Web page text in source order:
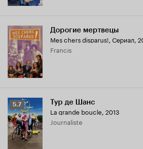
Дорогие мертвецы
Mes chers disparus!, Сериал,
Francis
Рейтинг
Кинопоиска
5.7
5.7 Тур де Шанс
La grande boucle, 2013
Journaliste